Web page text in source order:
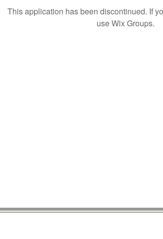
This application has been discontinued. If
use Wix Groups.